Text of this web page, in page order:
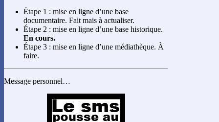
Étape 1 : mise en ligne d’une base
documentaire. Fait mais à actualiser.
Étape 2 : mise en ligne d’une base historique.
En cours.
Étape 3 : mise en ligne d’une médiathèque. À
faire.
Message personnel…